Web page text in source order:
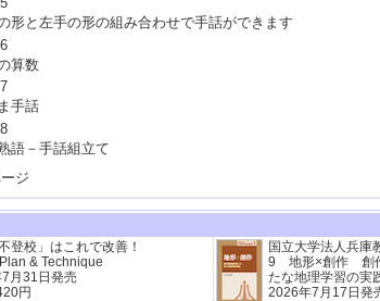
形と左手の形の組み合わせで手話ができます
算数
手話
語－手話組立て
ジ
登校」はこれで改善！
& Technique
月31日発売
円
国立大学法人兵庫
9 地形×創作 創
たな地理学習の実
2026年7月17日